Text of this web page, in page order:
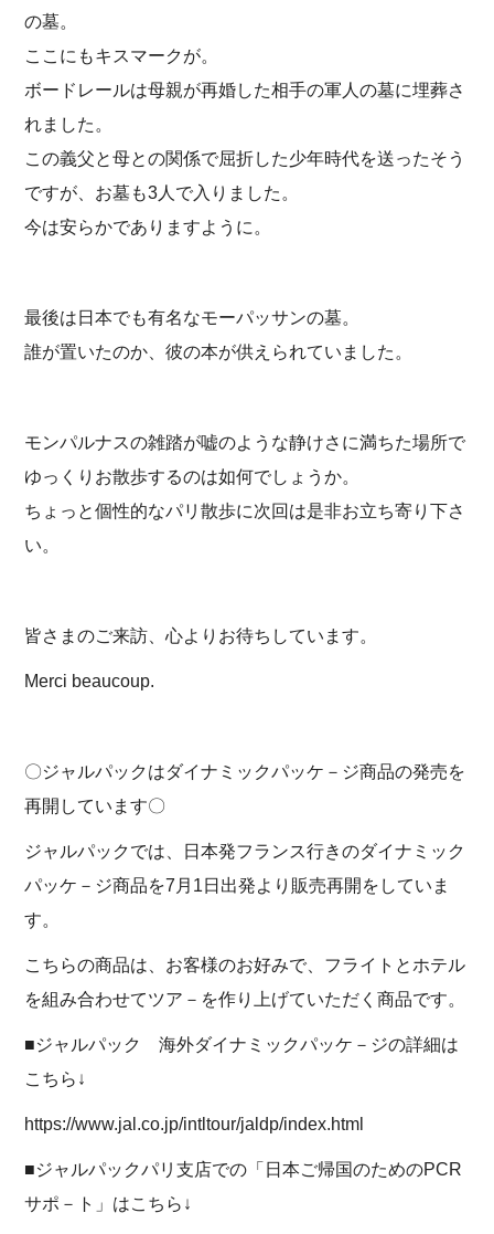
の墓。
ここにもキスマークが。
ボードレールは母親が再婚した相手の軍人の墓に埋葬さ
れました。
この義父と母との関係で屈折した少年時代を送ったそう
ですが、お墓も3人で入りました。
今は安らかでありますように。
最後は日本でも有名なモーパッサンの墓。
誰が置いたのか、彼の本が供えられていました。
モンパルナスの雑踏が嘘のような静けさに満ちた場所で
ゆっくりお散歩するのは如何でしょうか。
ちょっと個性的なパリ散歩に次回は是非お立ち寄り下さ
い。
皆さまのご来訪、心よりお待ちしています。
Merci beaucoup.
〇ジャルパックはダイナミックパッケ－ジ商品の発売を
再開しています〇
ジャルパックでは、日本発フランス行きのダイナミック
パッケ－ジ商品を7月1日出発より販売再開をしていま
す。
こちらの商品は、お客様のお好みで、フライトとホテル
を組み合わせてツア－を作り上げていただく商品です。
■ジャルパック 海外ダイナミックパッケ－ジの詳細は
こちら↓
https://www.jal.co.jp/intltour/jaldp/index.html
■ジャルパックパリ支店での「日本ご帰国のためのPCR
サポ－ト」はこちら↓